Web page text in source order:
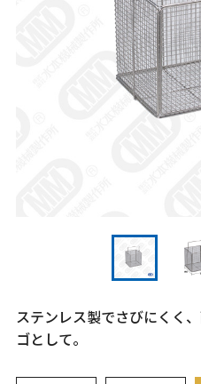
ステンレス製でさびにくく
ゴとして。